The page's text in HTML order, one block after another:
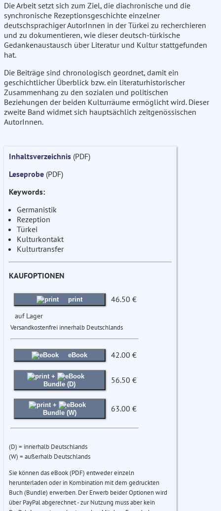
Die Arbeit setzt sich zum Ziel, die diachronische und die
synchronische Rezeptionsgeschichte einzelner
deutschsprachiger AutorInnen in der Türkei zu recherchieren
und zu dokumentieren, wie dieser deutsch-türkische
Gedankenaustausch über Literatur und Kultur stattgefunden
hat.
Die Beiträge sind chronologisch geordnet, damit ein
geschichtlicher Überblick bzw. ein literaturhistorischer
Zusammenhang zu den sozialen und politischen
Beziehungen der beiden Kulturräume ermöglicht wird. Dieser
zweite Band widmet sich hauptsächlich zeitgenössischen
AutorInnen.
Inhaltsverzeichnis (PDF)
Leseprobe (PDF)
Keywords:
Germanistik
Rezeption
Türkei
Kulturkontakt
Kulturtransfer
KAUFOPTIONEN
print 46.50 €
auf Lager
Versandkostenfrei innerhalb Deutschlands
eBook 42.00 €
+
Bundle (D)
56.50 €
+
Bundle (W)
63.00 €
(D) = innerhalb Deutschlands
(W) = außerhalb Deutschlands
Sie können das eBook (PDF) entweder einzeln
herunterladen oder in Kombination mit dem gedruckten
Buch (Bundle) erwerben. Der Erwerb beider Optionen wird
über PayPal abgerechnet - zur Nutzung muss aber kein